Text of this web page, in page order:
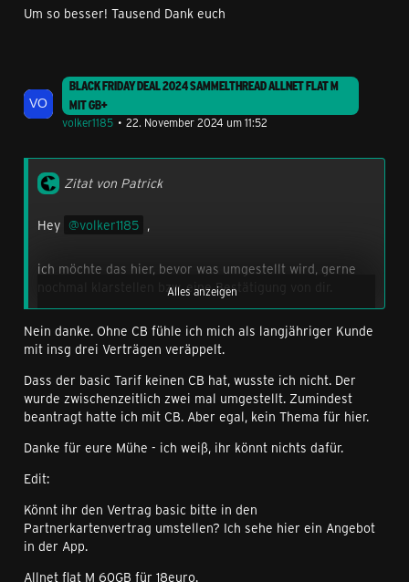
Um so besser! Tausend Dank euch
BLACK FRIDAY DEAL 2024 SAMMELTHREAD ALLNET FLAT M
MIT GB+
volker1185
22. November 2024 um 11:52
Zitat von Patrick
Hey volker1185 ,
ich möchte das hier, bevor was umgestellt wird, gerne
nochmal klarstellen bzw. eine Bestätigung von dir.
Du wünschst den Wechsel vom congstar Basic Tarif mit
der Nummer xxxxxxxxxx216, in das Black Friday Angebot
Im congstar Basic Tarif ist allerdings kein Corporate
Benefits Gutschein aktiv, weshalb wir keinen neuen
nutzen können.
Das gewünschte Endgerät kann ich natürlich zu den
genannten Konditionen buchen,
Alles anzeigen
Nein danke. Ohne CB fühle ich mich als langjähriger Kunde
mit insg drei Verträgen veräppelt.
Dass der basic Tarif keinen CB hat, wusste ich nicht. Der
wurde zwischenzeitlich zwei mal umgestellt. Zumindest
beantragt hatte ich mit CB. Aber egal, kein Thema für hier.
Danke für eure Mühe - ich weiß, ihr könnt nichts dafür.
Edit:
Könnt ihr den Vertrag basic bitte in den
Partnerkartenvertrag umstellen? Ich sehe hier ein Angebot
in der App.
Allnet flat M 60GB für 18euro.